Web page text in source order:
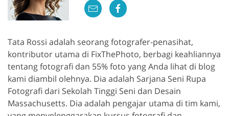
Tata Rossi adalah seorang fotografer-penasihat,
kontributor utama di FixThePhoto, berbagi keahliannya
tentang fotografi dan 55% foto yang Anda lihat di blog
kami diambil olehnya. Dia adalah Sarjana Seni Rupa
Fotografi dari Sekolah Tinggi Seni dan Desain
Massachusetts. Dia adalah pengajar utama di tim kami,